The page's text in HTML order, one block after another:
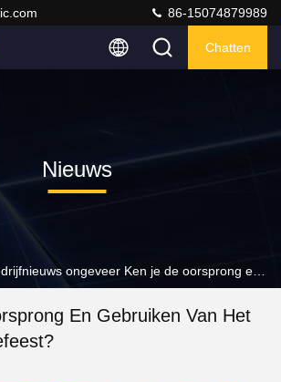
86-15074879989
Chatten
Nieuws
En Gebruiken Van Het